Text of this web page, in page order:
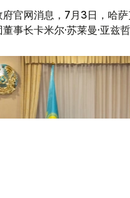
府官网消息，7月3日，哈
事长卡米尔·苏莱曼·亚兹哲